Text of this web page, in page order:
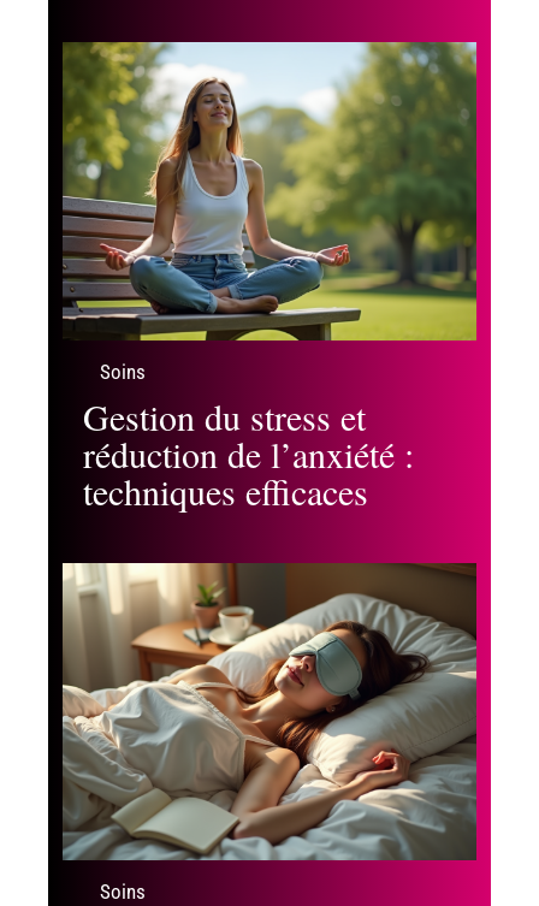
Soins
Gestion du stress et
réduction de l’anxiété :
techniques efficaces
Soins